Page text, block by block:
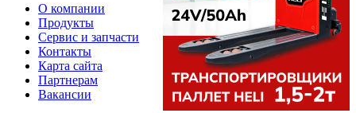
О компании
Продукты
Сервис и запчасти
Контакты
Карта сайта
Партнерам
Вакансии